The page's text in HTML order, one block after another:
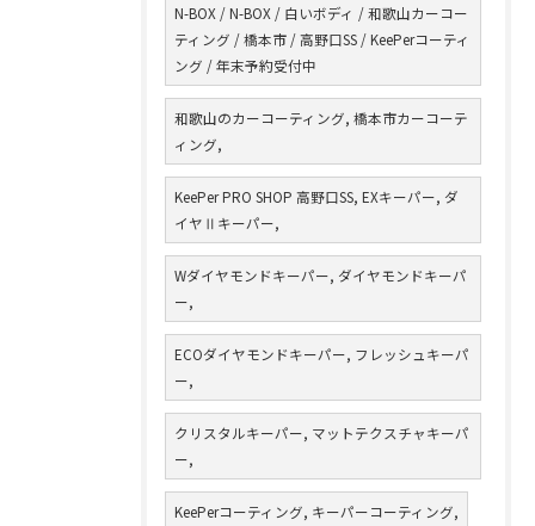
N-BOX / N-BOX / 白いボディ / 和歌山カーコー
ティング / 橋本市 / 高野口SS / KeePerコーティ
ング / 年末予約受付中
和歌山のカーコーティング, 橋本市カーコーテ
ィング,
KeePer PRO SHOP 高野口SS, EXキーパー, ダ
イヤⅡキーパー,
Wダイヤモンドキーパー, ダイヤモンドキーパ
ー,
ECOダイヤモンドキーパー, フレッシュキーパ
ー,
クリスタルキーパー, マットテクスチャキーパ
ー,
KeePerコーティング, キーパーコーティング,